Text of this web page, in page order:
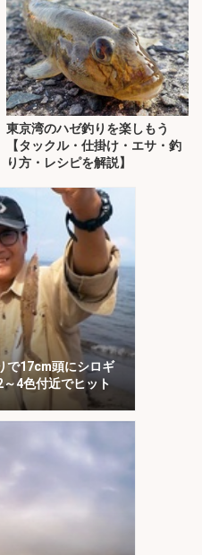
東京湾のハゼ釣りを楽しもう
【タックル・仕掛け・エサ・釣
り方・レシピを解説】
で17cm頭にシロギ
4色付近でヒット